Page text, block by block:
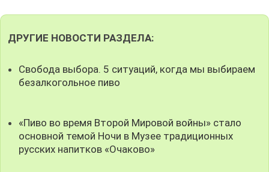
ДРУГИЕ НОВОСТИ РАЗДЕЛА:
Свобода выбора. 5 ситуаций, когда мы выбираем
безалкогольное пиво
«Пиво во время Второй Мировой войны» стало
основной темой Ночи в Музее традиционных
русских напитков «Очаково»